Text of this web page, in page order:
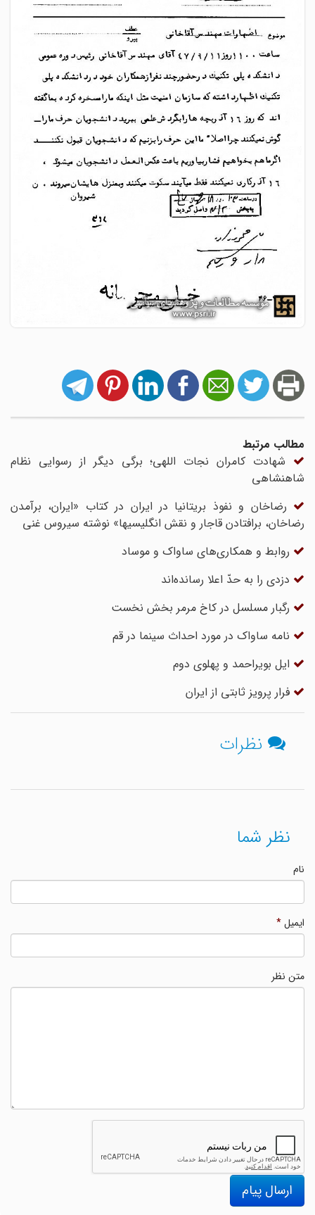
مطالب مرتبط
شهادت کامران نجات اللهی؛ برگی دیگر از رسوایی نظام
شاهنشاهی
رضاخان و نفوذ بریتانیا در ایران در کتاب «ایران، برآمدن
رضاخان، برافتادن قاجار و نقش انگلیسیها» نوشته سیروس غنی
روابط و همکاری‌های ساواک و موساد
دزدی را به حدّ اعلا رسانده‌اند
رگبار مسلسل در کاخ مرمر بخش نخست
نامه ساواک در مورد احداث سینما در قم
ایل بویراحمد و پهلوی دوم
فرار پرویز ثابتی از ایران
نظرات
نظر شما
ایمیل*
متن نظر
ارسال پیام